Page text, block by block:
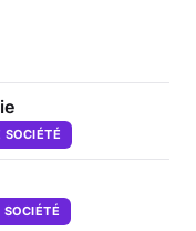
SOCIÉTÉ